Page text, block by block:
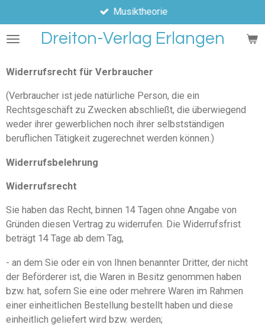
Hauptinhalt
springenDreiton-Verlag Erlangen
Musiktheorie
Widerrufsrecht für Verbraucher
(Verbraucher ist jede natürliche Person, die ein
Rechtsgeschäft zu Zwecken abschließt, die überwiegend
weder ihrer gewerblichen noch ihrer selbstständigen
beruflichen Tätigkeit zugerechnet werden können.)
Widerrufsbelehrung
Widerrufsrecht
Sie haben das Recht, binnen 14 Tagen ohne Angabe von
Gründen diesen Vertrag zu widerrufen. Die Widerrufsfrist
beträgt 14 Tage ab dem Tag,
- an dem Sie oder ein von Ihnen benannter Dritter, der nicht
der Beförderer ist, die Waren in Besitz genommen haben
bzw. hat, sofern Sie eine oder mehrere Waren im Rahmen
einer einheitlichen Bestellung bestellt haben und diese
einheitlich geliefert wird bzw. werden;